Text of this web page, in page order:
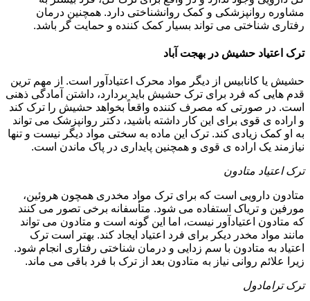
مشاوره روانپزشکی و کمک روانشناختی دارد. همچنین درمان
رفتاری شناختی می تواند بسیار کمک کننده و حمایت گر باشد.
ترک اعتیاد حشیش در بهجت آباد
حشیش یا کانابیس از دیگر مواد محرک اعتیادآور است. از مهم ترین
قدم هایی که فرد برای ترک حشیش باید بردارد، داشتن آمادگی ذهنی
است. در صورتی که مصرف کننده واقعاً بخواهد حشیش را ترک کند
و اراده ی قوی برای این کار داشته باشید، دکتر روانپزشک می تواند
به او کمک زیادی کند. ترک این ماده به سختی مواد دیگر نیست و تنها
نیازمند یک اراده ی قوی و همچنین پایداری در پاک ماندن است.
ترک اعتیاد متادون
متادون دارویی است که برای ترک مواد مخدری همچون هروئین،
مورفین و تریاک استفاده می شود. متأسفانه برخی تصور می کنند
که متادون اعتیادآور نیست، اما این گونه است و متادون می تواند
مانند مواد مخدر دیکر برای فرد اعتیاد ایجاد کند. بهتر است ترک
اعتیاد به متادون با سم زدایی و درمان شناختی رفتاری انجام شود.
زیرا علائم روانی نیاز به متادون بعد از ترک با فرد باقی می ماند.
ترک ترامادول